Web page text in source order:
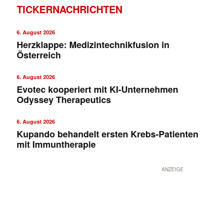
TICKERNACHRICHTEN
6. August 2026
Herzklappe: Medizintechnikfusion in
Österreich
6. August 2026
Evotec kooperiert mit KI-Unternehmen
Odyssey Therapeutics
6. August 2026
Kupando behandelt ersten Krebs-Patienten
mit Immuntherapie
ANZEIGE